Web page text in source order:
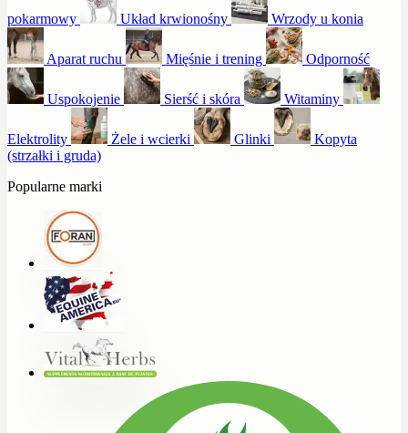
pokarmowy Układ krwionośny Wrzody u konia
Aparat ruchu Mięśnie i trening Odporność
Uspokojenie Sierść i skóra Witaminy
Elektrolity Żele i wcierki Glinki
Kopyta
(strzałki i gruda)
Popularne marki